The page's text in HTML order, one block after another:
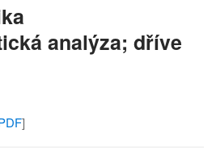
analýza; dříve
]